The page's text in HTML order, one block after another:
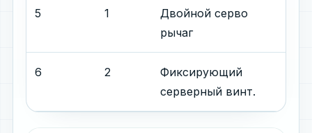
5 1
Двойной серво
рычаг
6 2
Фиксирующий
серверный винт.